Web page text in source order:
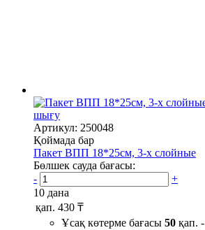
шығу
Артикул: 250048
Қоймада бар
Пакет ВПП 18*25см, 3-х слойные
Бөлшек сауда бағасы:
-
+
10 дана
қап. 430 ₸
Ұсақ көтерме бағасы 50 қап. -